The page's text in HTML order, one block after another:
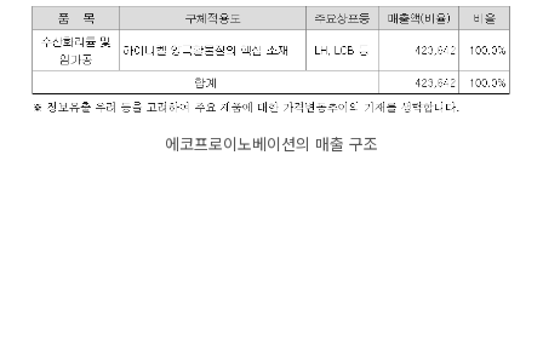
에코프로이노베이션의 매출 구조